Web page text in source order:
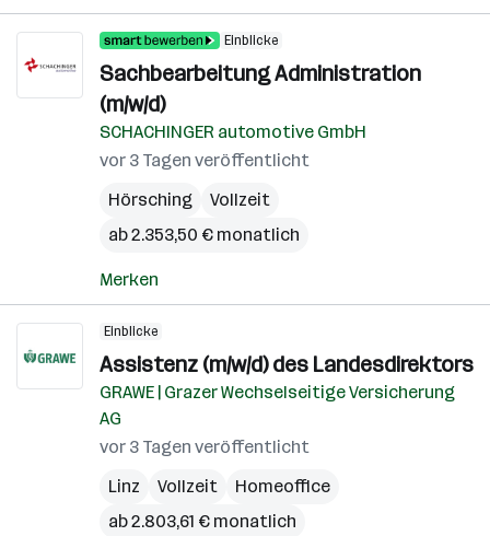
Einblicke
Sachbearbeitung Administration
(m/w/d)
SCHACHINGER automotive GmbH
vor 3 Tagen veröffentlicht
Hörsching
Vollzeit
ab 2.353,50 € monatlich
Merken
Einblicke
Assistenz (m/w/d) des Landesdirektors
GRAWE | Grazer Wechselseitige Versicherung
AG
vor 3 Tagen veröffentlicht
Linz
Vollzeit
Homeoffice
ab 2.803,61 € monatlich